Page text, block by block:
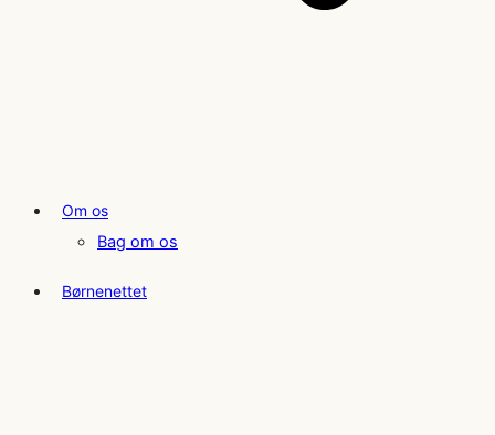
Om os
Bag om os
Børnenettet